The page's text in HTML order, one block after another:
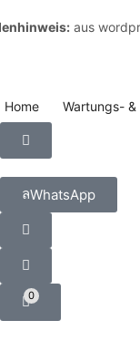
aus wordpress-
Home Wartungs-
WhatsApp
0